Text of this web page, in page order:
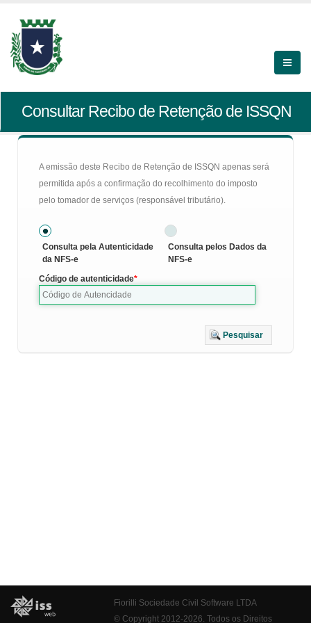
Consultar Recibo de Retenção de ISSQN
A emissão deste Recibo de Retenção de ISSQN apenas será
permitida após a confirmação do recolhimento do imposto
pelo tomador de serviços (responsável tributário).
Consulta pela Autenticidade
da NFS-e
Consulta pelos Dados da
NFS-e
Código de autenticidade
Pesquisar
Fiorilli Sociedade Civil Software LTDA
© Copyright 2012-2026. Todos os Direitos